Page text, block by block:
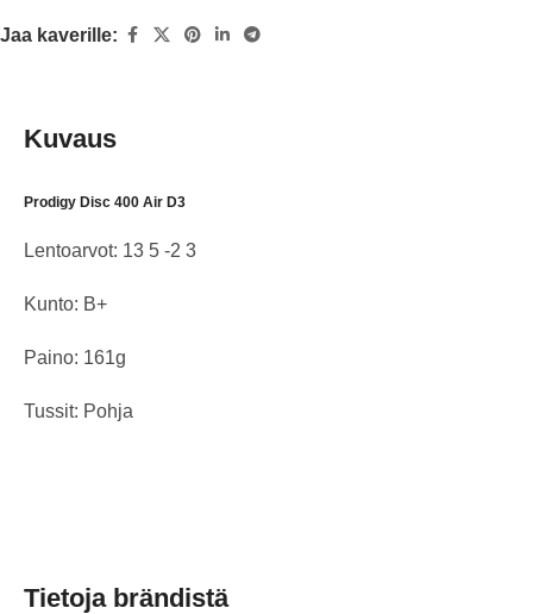
Jaa kaverille:
Kuvaus
Prodigy Disc 400 Air D3
Lentoarvot: 13 5 -2 3
Kunto: B+
Paino: 161g
Tussit: Pohja
Tietoja brändistä